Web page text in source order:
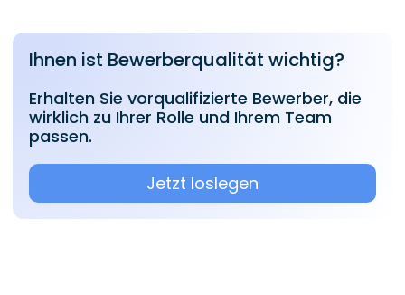
Ihnen ist Bewerberqualität wichtig?
Erhalten Sie vorqualifizierte Bewerber, die
wirklich zu Ihrer Rolle und Ihrem Team
passen.
Jetzt loslegen